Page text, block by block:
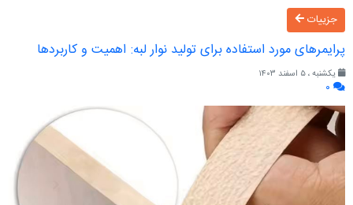
جزییات
پرایمرهای مورد استفاده برای تولید نوار لبه: اهمیت و کاربردها
یکشنبه ، ۵ اسفند ۱۴۰۳
۰